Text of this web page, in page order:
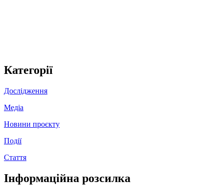
Категорії
Дослідження
Медіа
Новини проєкту
Події
Стаття
Інформаційна розсилка